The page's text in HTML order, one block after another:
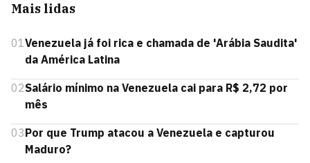
Mais lidas
01Venezuela já foi rica e chamada de 'Arábia Saudita'
da América Latina
02Salário mínimo na Venezuela cai para R$ 2,72 por
mês
03Por que Trump atacou a Venezuela e capturou
Maduro?